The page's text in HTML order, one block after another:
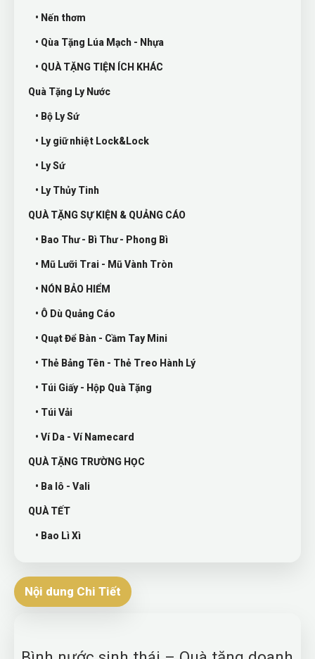
• Nến thơm
• Qùa Tặng Lúa Mạch - Nhựa
• QUÀ TẶNG TIỆN ÍCH KHÁC
Quà Tặng Ly Nước
• Bộ Ly Sứ
• Ly giữ nhiệt Lock&Lock
• Ly Sứ
• Ly Thủy Tinh
QUÀ TẶNG SỰ KIỆN & QUẢNG CÁO
• Bao Thư - Bì Thư - Phong Bì
• Mũ Lưỡi Trai - Mũ Vành Tròn
• NÓN BẢO HIỂM
• Ô Dù Quảng Cáo
• Quạt Để Bàn - Cầm Tay Mini
• Thẻ Bảng Tên - Thẻ Treo Hành Lý
• Túi Giấy - Hộp Quà Tặng
• Túi Vải
• Ví Da - Ví Namecard
QUÀ TẶNG TRƯỜNG HỌC
• Ba lô - Vali
QUÀ TẾT
• Bao Lì Xì
Nội dung Chi Tiết